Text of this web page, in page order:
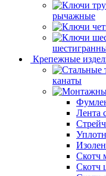
рычажные
Крепежные
канаты
Лента
Скотч
Скотч